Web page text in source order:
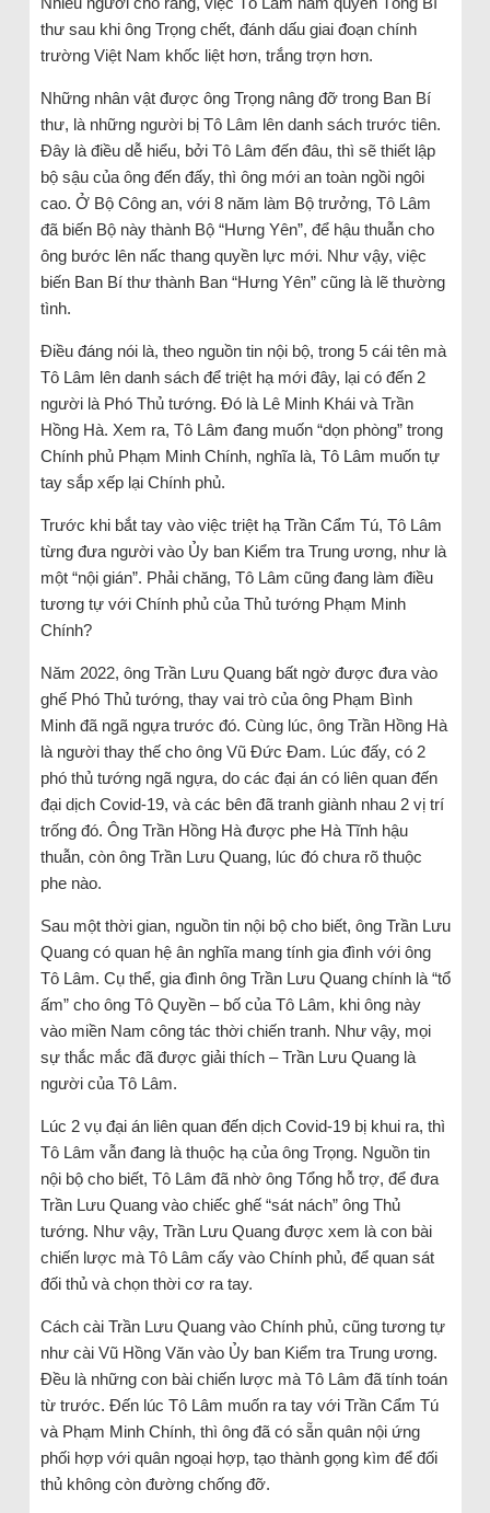
thư sau khi ông Trọng chết, đánh dấu giai đoạn chính
trường Việt Nam khốc liệt hơn, trắng trợn hơn.
Những nhân vật được ông Trọng nâng đỡ trong Ban Bí
thư, là những người bị Tô Lâm lên danh sách trước tiên.
Đây là điều dễ hiểu, bởi Tô Lâm đến đâu, thì sẽ thiết lập
bộ sậu của ông đến đấy, thì ông mới an toàn ngồi ngôi
cao. Ở Bộ Công an, với 8 năm làm Bộ trưởng, Tô Lâm
đã biến Bộ này thành Bộ “Hưng Yên”, để hậu thuẫn cho
ông bước lên nấc thang quyền lực mới. Như vậy, việc
biến Ban Bí thư thành Ban “Hưng Yên” cũng là lẽ thường
tình.
Điều đáng nói là, theo nguồn tin nội bộ, trong 5 cái tên mà
Tô Lâm lên danh sách để triệt hạ mới đây, lại có đến 2
người là Phó Thủ tướng. Đó là Lê Minh Khái và Trần
Hồng Hà. Xem ra, Tô Lâm đang muốn “dọn phòng” trong
Chính phủ Phạm Minh Chính, nghĩa là, Tô Lâm muốn tự
tay sắp xếp lại Chính phủ.
Trước khi bắt tay vào việc triệt hạ Trần Cẩm Tú, Tô Lâm
từng đưa người vào Ủy ban Kiểm tra Trung ương, như là
một “nội gián”. Phải chăng, Tô Lâm cũng đang làm điều
tương tự với Chính phủ của Thủ tướng Phạm Minh
Chính?
Năm 2022, ông Trần Lưu Quang bất ngờ được đưa vào
ghế Phó Thủ tướng, thay vai trò của ông Phạm Bình
Minh đã ngã ngựa trước đó. Cùng lúc, ông Trần Hồng Hà
là người thay thế cho ông Vũ Đức Đam. Lúc đấy, có 2
phó thủ tướng ngã ngựa, do các đại án có liên quan đến
đại dịch Covid-19, và các bên đã tranh giành nhau 2 vị trí
trống đó. Ông Trần Hồng Hà được phe Hà Tĩnh hậu
thuẫn, còn ông Trần Lưu Quang, lúc đó chưa rõ thuộc
phe nào.
Sau một thời gian, nguồn tin nội bộ cho biết, ông Trần Lưu
Quang có quan hệ ân nghĩa mang tính gia đình với ông
Tô Lâm. Cụ thể, gia đình ông Trần Lưu Quang chính là “tổ
ấm” cho ông Tô Quyền – bố của Tô Lâm, khi ông này
vào miền Nam công tác thời chiến tranh. Như vậy, mọi
sự thắc mắc đã được giải thích – Trần Lưu Quang là
người của Tô Lâm.
Lúc 2 vụ đại án liên quan đến dịch Covid-19 bị khui ra, thì
Tô Lâm vẫn đang là thuộc hạ của ông Trọng. Nguồn tin
nội bộ cho biết, Tô Lâm đã nhờ ông Tổng hỗ trợ, để đưa
Trần Lưu Quang vào chiếc ghế “sát nách” ông Thủ
tướng. Như vậy, Trần Lưu Quang được xem là con bài
chiến lược mà Tô Lâm cấy vào Chính phủ, để quan sát
đối thủ và chọn thời cơ ra tay.
Cách cài Trần Lưu Quang vào Chính phủ, cũng tương tự
như cài Vũ Hồng Văn vào Ủy ban Kiểm tra Trung ương.
Đều là những con bài chiến lược mà Tô Lâm đã tính toán
từ trước. Đến lúc Tô Lâm muốn ra tay với Trần Cẩm Tú
và Phạm Minh Chính, thì ông đã có sẵn quân nội ứng
phối hợp với quân ngoại hợp, tạo thành gọng kìm để đối
thủ không còn đường chống đỡ.